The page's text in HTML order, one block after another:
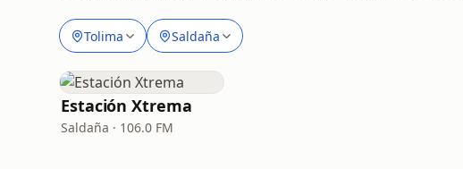
Tolima Saldaña
Estación Xtrema
Saldaña · 106.0 FM